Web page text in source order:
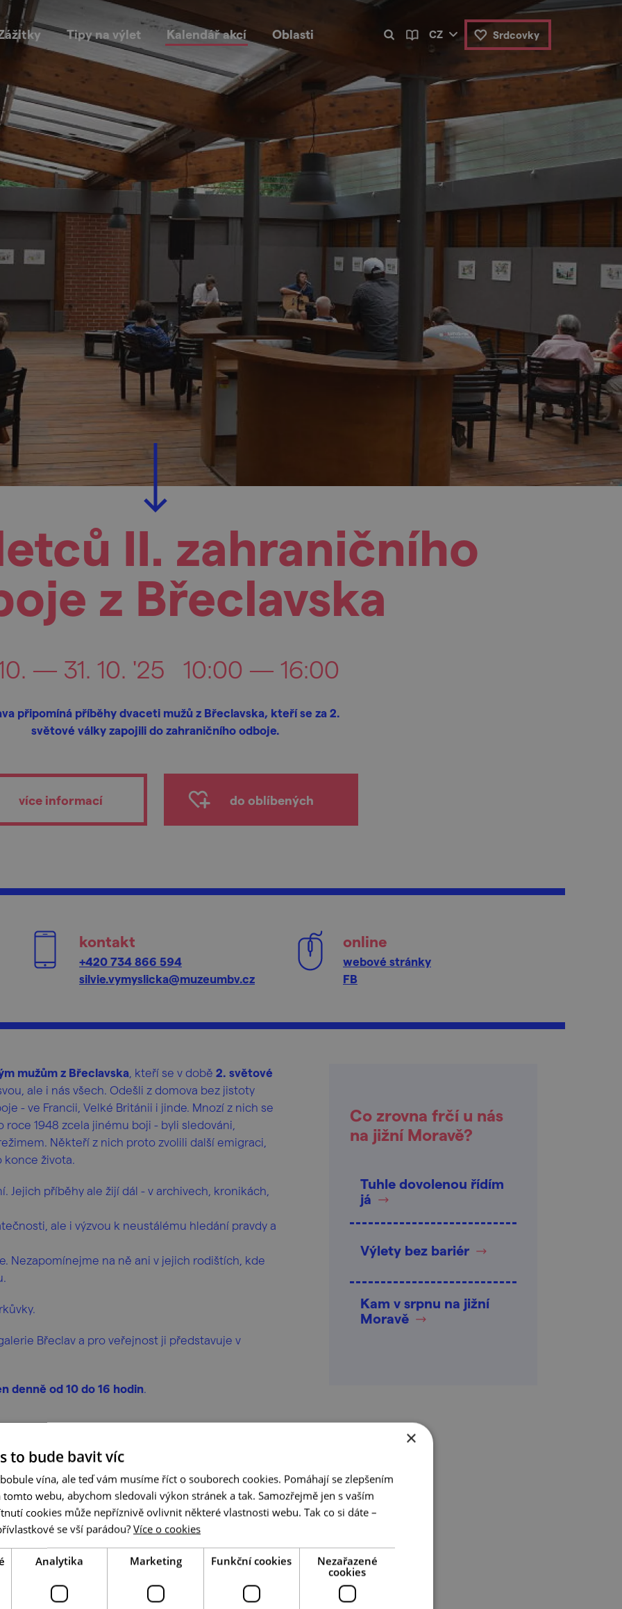
Tipy na výlet Kalendář akcí Oblasti CZ Srdcovky
II. zahraničního
z Břeclavska
— 31. 10. '25 10:00 — 16:00
připomíná příběhy dvaceti mužů z Břeclavska, kteří se za 2.
světové války zapojili do zahraničního odboje.
více informací do oblíbených
kontakt
+420 734 866 594
silvie.vymyslicka@muzeumbv.cz
online
webové stránky
FB
mužům z Břeclavska , kteří se v době 2. světové
ale i nás všech. Odešli z domova bez jistoty
- ve Francii, Velké Británii i jinde. Mnozí z nich se
1948 zcela jinému boji - byli sledováni,
Někteří z nich proto zvolili další emigraci,
konce života.
příběhy ale žijí dál - v archivech, kronikách,
ale i výzvou k neustálému hledání pravdy a
Nezapomínejme na ně ani v jejich rodištích, kde
Břeclav a pro veřejnost ji představuje v
denně od 10 do 16 hodin.
Co zrovna frčí u nás
na jižní Moravě?
Tuhle dovolenou řídím
já
Výlety bez bariér
Kam v srpnu na jižní
Moravě
×
to bude bavit víc
vína, ale teď vám musíme říct o souborech cookies. Pomáhají se zlepšením
tomto webu, abychom sledovali výkon stránek a tak. Samozřejmě jen s vaším
cookies může nepříznivě ovlivnit některé vlastnosti webu. Tak co si dáte –
se vší parádou? Více o cookies
Analytika Marketing Funkční cookies
Nezařazené
cookies